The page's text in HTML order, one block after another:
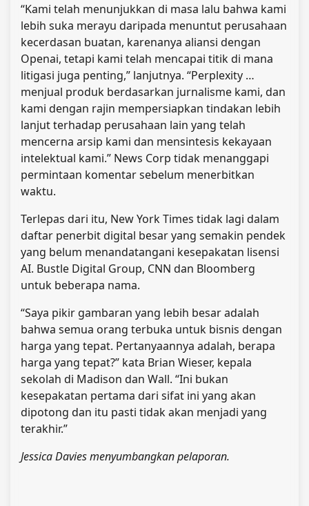
“Kami telah menunjukkan di masa lalu bahwa kami
lebih suka merayu daripada menuntut perusahaan
kecerdasan buatan, karenanya aliansi dengan
Openai, tetapi kami telah mencapai titik di mana
litigasi juga penting,” lanjutnya. “Perplexity …
menjual produk berdasarkan jurnalisme kami, dan
kami dengan rajin mempersiapkan tindakan lebih
lanjut terhadap perusahaan lain yang telah
mencerna arsip kami dan mensintesis kekayaan
intelektual kami.” News Corp tidak menanggapi
permintaan komentar sebelum menerbitkan
waktu.
Terlepas dari itu, New York Times tidak lagi dalam
daftar penerbit digital besar yang semakin pendek
yang belum menandatangani kesepakatan lisensi
AI. Bustle Digital Group, CNN dan Bloomberg
untuk beberapa nama.
“Saya pikir gambaran yang lebih besar adalah
bahwa semua orang terbuka untuk bisnis dengan
harga yang tepat. Pertanyaannya adalah, berapa
harga yang tepat?” kata Brian Wieser, kepala
sekolah di Madison dan Wall. “Ini bukan
kesepakatan pertama dari sifat ini yang akan
dipotong dan itu pasti tidak akan menjadi yang
terakhir.”
Jessica Davies menyumbangkan pelaporan.